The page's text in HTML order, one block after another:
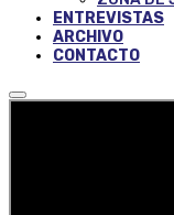
ENTREVISTAS
ARCHIVO
CONTACTO